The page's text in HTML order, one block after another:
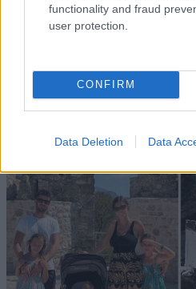
functionality and fraud
user protection.
CONFIRM
Data Deletion Data